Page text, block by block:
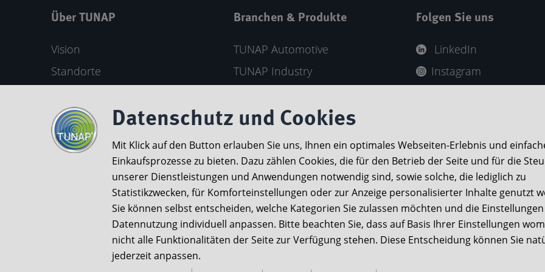
Über TUNAP
Vision
Standorte
Nachhaltigkeit
Forschung & Entwicklung
Kontaktformular
Branchen & Produkte
TUNAP Automotive
TUNAP Industry
TUNAP SPORTS
Folgen Sie uns
LinkedIn
Instagram
Wir setzen uns für eine barrierefreie Nutzung unserer Website ein und arbeiten kontinuierlich an
Datenschutz und Cookies
Mit Klick auf den Button erlauben Sie uns, Ihnen ein optimales Webseiten-Erlebnis und
Einkaufsprozesse zu bieten. Dazu zählen Cookies, die für den Betrieb der Seite und für die
unserer Dienstleistungen und Anwendungen notwendig sind, sowie solche, die lediglich zu
Statistikzwecken, für Komforteinstellungen oder zur Anzeige personalisierter Inhalte genutzt
Sie können selbst entscheiden, welche Kategorien Sie zulassen möchten und die
Datennutzung individuell anpassen. Bitte beachten Sie, dass auf Basis Ihrer Einstellungen
nicht alle Funktionalitäten der Seite zur Verfügung stehen. Diese Entscheidung können Sie
jederzeit anpassen.